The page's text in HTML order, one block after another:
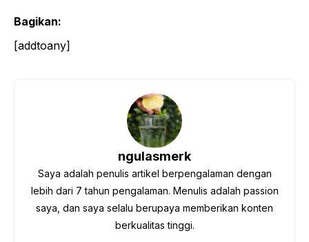
Bagikan:
[addtoany]
ngulasmerk
Saya adalah penulis artikel berpengalaman dengan
lebih dari 7 tahun pengalaman. Menulis adalah passion
saya, dan saya selalu berupaya memberikan konten
berkualitas tinggi.